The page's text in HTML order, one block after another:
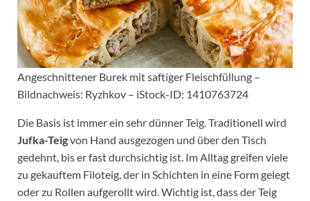
Angeschnittener Burek mit saftiger Fleischfüllung –
Bildnachweis: Ryzhkov – iStock-ID: 1410763724
Die Basis ist immer ein sehr dünner Teig. Traditionell wird
Jufka-Teigvon Hand ausgezogen und über den Tisch
gedehnt, bis er fast durchsichtig ist. Im Alltag greifen viele
zu gekauftem Filoteig, der in Schichten in eine Form gelegt
oder zu Rollen aufgerollt wird. Wichtig ist, dass der Teig